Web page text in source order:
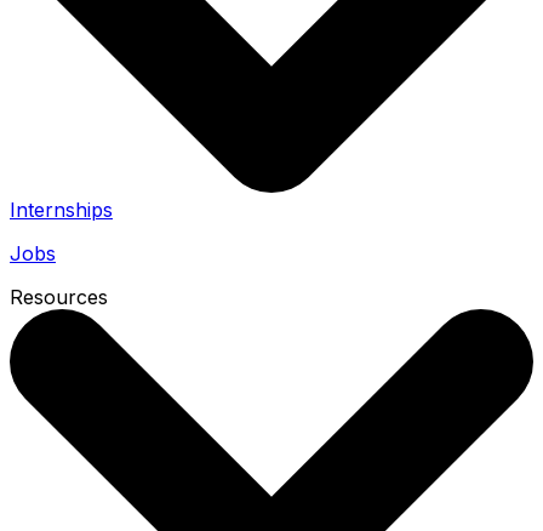
Internships
Jobs
Resources